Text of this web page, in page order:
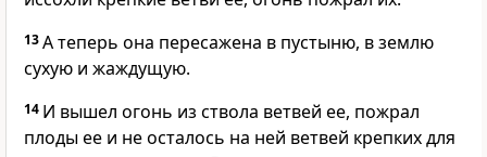
13А теперь она пересажена в пустыню, в землю
сухую и жаждущую.
14 И вышел огонь из ствола ветвей ее, пожрал
плоды ее и не осталось на ней ветвей крепких для